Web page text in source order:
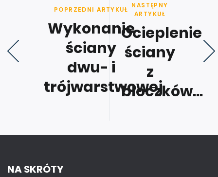
POPRZEDNI ARTYKUŁ
Wykonanie
ściany
dwu- i
trójwarstwowej
NASTĘPNY
ARTYKUŁ
Ocieplenie
ściany
z
bloczków...
NA SKRÓTY